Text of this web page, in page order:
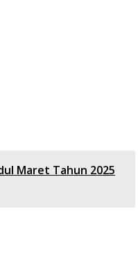
Maret Tahun 2025